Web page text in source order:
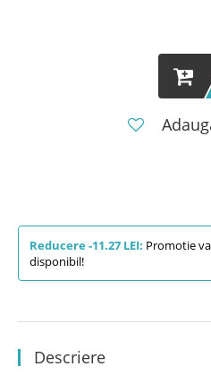
Reducere -11.27 LEI: Promotie
disponibil!
Descriere